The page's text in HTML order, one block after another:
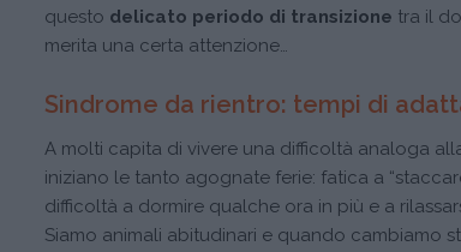
questo delicato periodo di transizione tra il
merita una certa attenzione…
Sindrome da rientro: tempi di
A molti capita di vivere una difficoltà analoga
iniziano le tanto agognate ferie: fatica a
difficoltà a dormire qualche ora in più e a
Siamo animali abitudinari e quando cambiamo